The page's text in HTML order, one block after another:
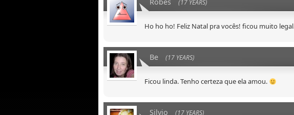
(17 YEARS)
Ho ho ho! Feliz Natal pra vocês! ficou muito
Be (17 YEARS)
Ficou linda. Tenho certeza que ela amou.
Silvio (17 YEARS)